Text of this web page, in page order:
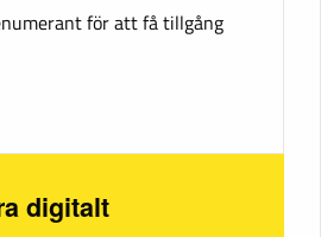
för att få tillgång
digitalt